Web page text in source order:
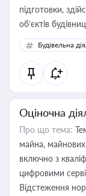
підготовки,
об’єктів
Будівельна
Оціночна
Про що тема:
майна, майнових
включно з
цифровими
Відстеження